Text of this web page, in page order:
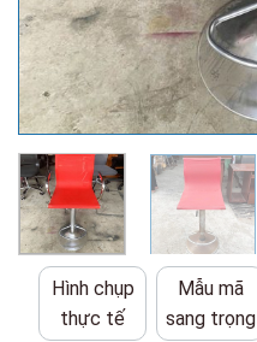
Hình chụp
thực tế
Mẫu mã
sang trọng